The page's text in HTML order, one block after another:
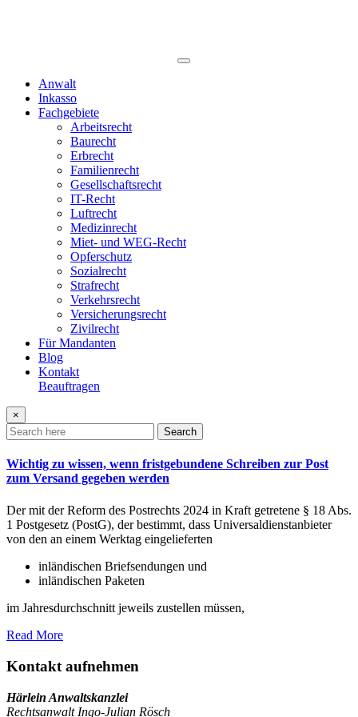
Anwalt
Inkasso
Fachgebiete
Arbeitsrecht
Baurecht
Erbrecht
Familienrecht
Gesellschaftsrecht
IT-Recht
Luftrecht
Medizinrecht
Miet- und WEG-Recht
Opferschutz
Sozialrecht
Strafrecht
Verkehrsrecht
Versicherungsrecht
Zivilrecht
Für Mandanten
Blog
Kontakt
Beauftragen
×
Search
Wichtig zu wissen, wenn fristgebundene Schreiben zur Post
zum Versand gegeben werden
Der mit der Reform des Postrechts 2024 in Kraft getretene § 18 Abs.
1 Postgesetz (PostG), der bestimmt, dass Universaldienstanbieter
von den an einem Werktag eingelieferten
inländischen Briefsendungen und
inländischen Paketen
im Jahresdurchschnitt jeweils zustellen müssen,
Read More
Kontakt aufnehmen
Härlein Anwaltskanzlei
Rechtsanwalt Ingo-Julian Rösch